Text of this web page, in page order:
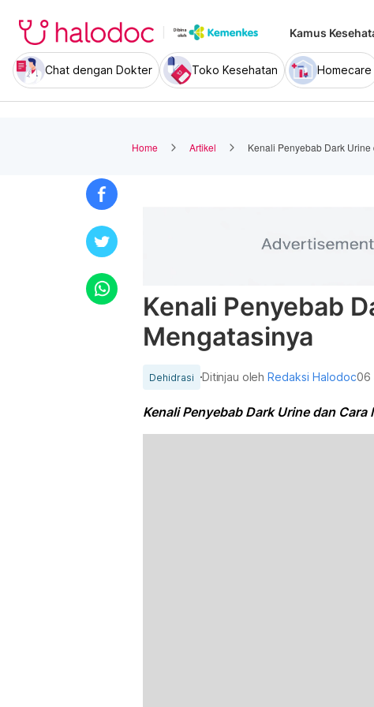
Kamus
Chat dengan Dokter Toko Kesehatan Homecare
Home Artikel Kenali Penyebab Dark
Kenali Penyebab
Mengatasinya
Dehidrasi Ditinjau olehRedaksi Halodoc06
Kenali Penyebab Dark Urine dan Cara